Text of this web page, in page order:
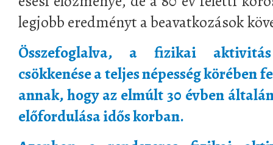
legjobb eredményt a beavatkozások
Összefoglalva, a fizikai
csökkenése a teljes népesség körében
annak, hogy az elmúlt 30 évben
előfordulása idős korban.